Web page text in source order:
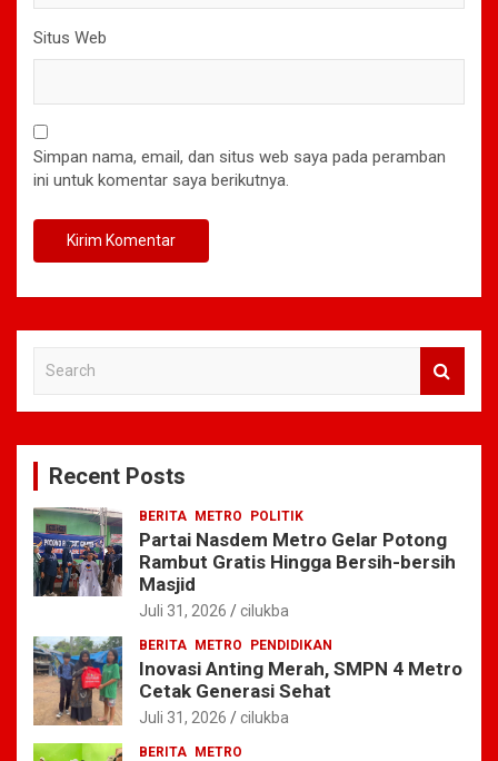
Situs Web
Simpan nama, email, dan situs web saya pada peramban
ini untuk komentar saya berikutnya.
c
Recent Posts
BERITA METRO POLITIK
Partai Nasdem Metro Gelar Potong
Rambut Gratis Hingga Bersih-bersih
Masjid
Juli 31, 2026 cilukba
BERITA METRO PENDIDIKAN
Inovasi Anting Merah, SMPN 4 Metro
Cetak Generasi Sehat
Juli 31, 2026 cilukba
BERITA METRO